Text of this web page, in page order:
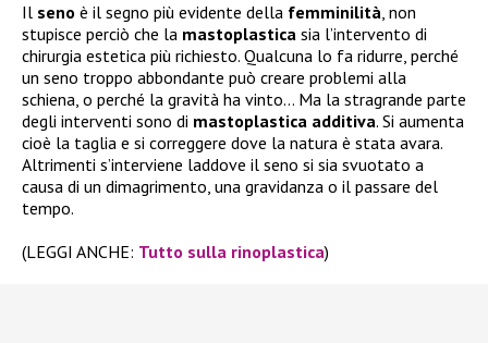
Il seno è il segno più evidente della femminilità, non
stupisce perciò che la mastoplastica sia l’intervento di
chirurgia estetica più richiesto. Qualcuna lo fa ridurre, perché
un seno troppo abbondante può creare problemi alla
schiena, o perché la gravità ha vinto… Ma la stragrande parte
degli interventi sono di mastoplastica additiva. Si aumenta
cioè la taglia e si correggere dove la natura è stata avara.
Altrimenti s’interviene laddove il seno si sia svuotato a
causa di un dimagrimento, una gravidanza o il passare del
tempo.
(LEGGI ANCHE: Tutto sulla rinoplastica)